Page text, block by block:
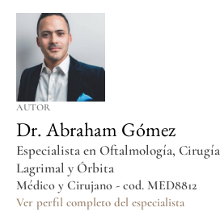
AUTOR
Dr. Abraham Gómez
Especialista en Oftalmología,
Lagrimal y Órbita
Médico y Cirujano - cod. MED8812
Ver perfil completo del especialista